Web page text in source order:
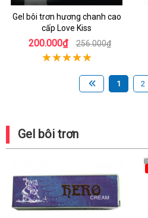
Gel bôi trơn hương chanh cao
cấp Love Kiss
200.000₫ 256.000₫
1 2
Gel bôi trơn